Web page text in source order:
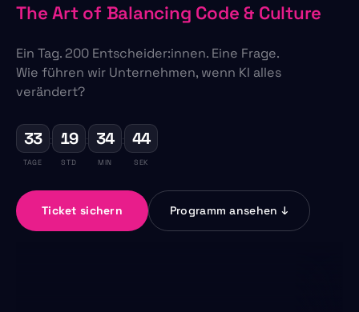
The Art of Balancing Code & Culture
Ein Tag. 200 Entscheider:innen. Eine Frage.
Wie führen wir Unternehmen, wenn KI alles
verändert?
33
TAGE
: 19
STD
: 34
MIN
: 43
SEK
Ticket sichern Programm ansehen ↓